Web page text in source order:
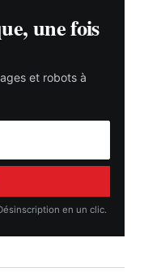
une fois
et robots à
en un clic.